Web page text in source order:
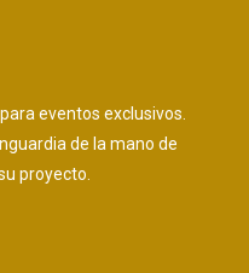
eventos exclusivos.
de la mano de
proyecto.